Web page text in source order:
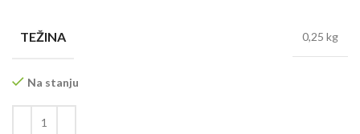
TEŽINA 0,25 kg
Na stanju